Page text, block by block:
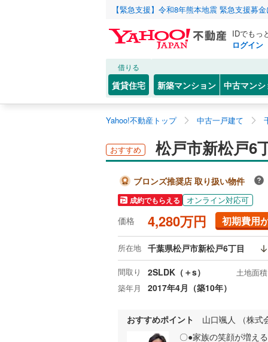
【緊急支援】令和8年熊本地震 緊急支援募
IDでもっ
ログイン
借りる
賃貸住宅 新築マンション 中古マンシ
Yahoo!不動産トップ 中古一戸建て
おすすめ 松戸市新松戸6
ブロンズ推奨店 取り扱い物件
成約でもらえる オンライン対応可
価格 4,280万円 初期費用
所在地 千葉県松戸市新松戸6丁目
間取り 2SLDK（＋s）
土地面積
築年月
2017年4月（築10年）
おすすめポイント
山口颯人 （株式
〇●家族の笑顔が増え